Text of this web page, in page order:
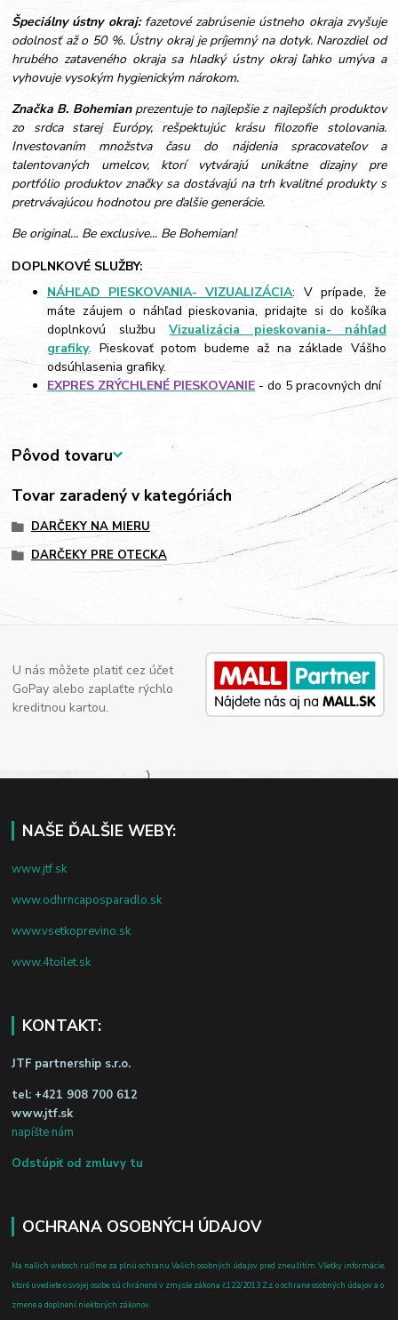
Špeciálny ústny okraj: fazetové zabrúsenie ústneho okraja zvyšuje
odolnosť až o 50 %. Ústny okraj je príjemný na dotyk. Narozdiel od
hrubého zataveného okraja sa hladký ústny okraj ľahko umýva a
vyhovuje vysokým hygienickým nárokom.
Značka B. Bohemianprezentuje to najlepšie z najlepších produktov
zo srdca starej Európy, rešpektujúc krásu filozofie stolovania.
Investovaním množstva času do nájdenia spracovateľov a
talentovaných umelcov, ktorí vytvárajú unikátne dizajny pre
portfólio produktov značky sa dostávajú na trh kvalitné produkty s
pretrvávajúcou hodnotou pre ďalšie generácie.
Be original... Be exclusive... Be Bohemian!
DOPLNKOVÉ SLUŽBY:
NÁHĽAD PIESKOVANIA- VIZUALIZÁCIA: V prípade, že
máte záujem o náhľad pieskovania, pridajte si do košíka
doplnkovú službuVizualizácia pieskovania- náhľad
grafiky. Pieskovať potom budeme až na základe Vášho
odsúhlasenia grafiky.
EXPRES ZRÝCHLENÉ PIESKOVANIE - do 5 pracovných dní
Pôvod tovaru
Tovar zaradený v kategóriách
DARČEKY NA MIERU
DARČEKY PRE OTECKA
U nás môžete platiť cez účet
GoPay alebo zaplaťte rýchlo
kreditnou kartou.
NAŠE ĎALŠIE WEBY:
www.jtf.sk
www.odhrncaposparadlo.sk
www.vsetkoprevino.sk
www.4toilet.sk
KONTAKT:
JTF partnership s.r.o.
tel: +421 908 700 612
www.jtf.sk
napíšte nám
Odstúpiť od zmluvy tu
OCHRANA OSOBNÝCH ÚDAJOV
Na našich weboch ručíme za plnú ochranu Vašich osobných údajov pred zneužitím. Všetky informácie,
ktoré uvediete o svojej osobe, sú chránené v zmysle zákona č.122/2013 Z.z. o ochrane osobných údajov a o
zmene a doplnení niektorých zákonov.